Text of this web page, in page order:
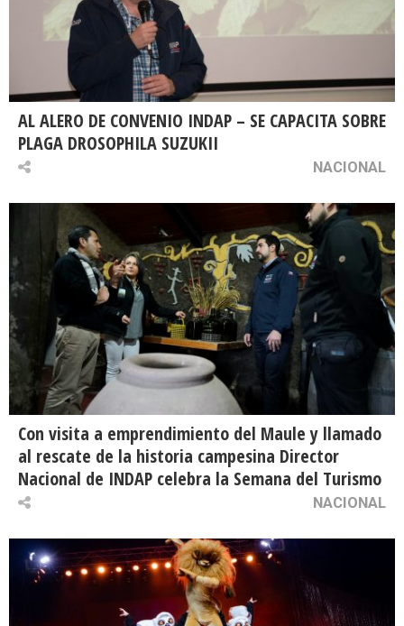
AL ALERO DE CONVENIO INDAP – SE CAPACITA SOBRE
PLAGA DROSOPHILA SUZUKII
NACIONAL
Con visita a emprendimiento del Maule y llamado
al rescate de la historia campesina Director
Nacional de INDAP celebra la Semana del Turismo
NACIONAL